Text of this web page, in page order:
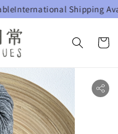
International Shipping